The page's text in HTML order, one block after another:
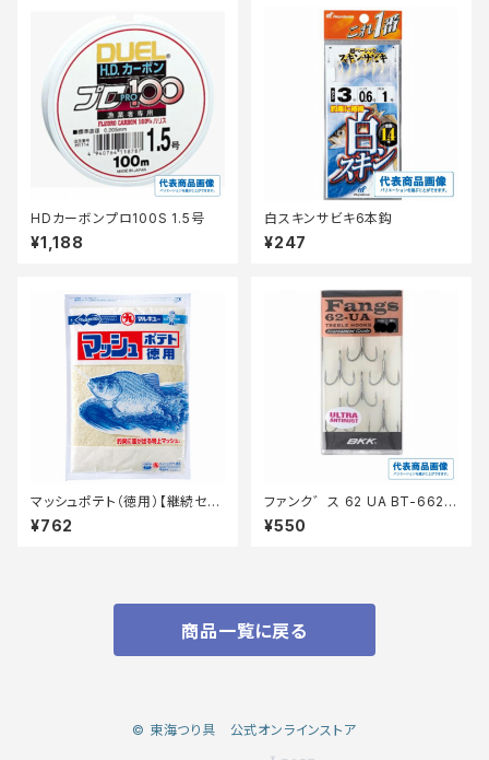
HDカーボンプロ100S 1.5号
¥1,188
白スキンサビキ6本鈎
¥247
マッシュポテト（徳用）【継続セー
ル_エサ】
¥762
ファンク゛ス 62 UA BT-662-
UA 10
¥550
商品一覧に戻る
© 東海つり具 公式オンラインストア